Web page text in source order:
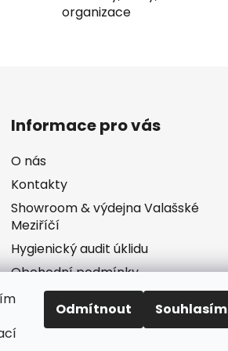
Odmítnout Souhlasím
organizace
Informace pro vás
O nás
Kontakty
Showroom & výdejna Valašské
Meziříčí
Hygienický audit úklidu
Obchodní podmínky
Podmínky ochrany osobních
Prodávané značky